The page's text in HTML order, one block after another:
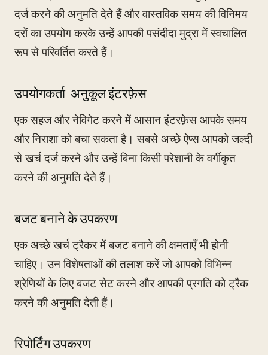
दर्ज करने की अनुमति देते हैं और वास्तविक समय की विनिमय
दरों का उपयोग करके उन्हें आपकी पसंदीदा मुद्रा में स्वचालित
रूप से परिवर्तित करते हैं।
उपयोगकर्ता-अनुकूल इंटरफ़ेस
एक सहज और नेविगेट करने में आसान इंटरफ़ेस आपके समय
और निराशा को बचा सकता है। सबसे अच्छे ऐप्स आपको जल्दी
से खर्च दर्ज करने और उन्हें बिना किसी परेशानी के वर्गीकृत
करने की अनुमति देते हैं।
बजट बनाने के उपकरण
एक अच्छे खर्च ट्रैकर में बजट बनाने की क्षमताएँ भी होनी
चाहिए। उन विशेषताओं की तलाश करें जो आपको विभिन्न
श्रेणियों के लिए बजट सेट करने और आपकी प्रगति को ट्रैक
करने की अनुमति देती हैं।
रिपोर्टिंग उपकरण